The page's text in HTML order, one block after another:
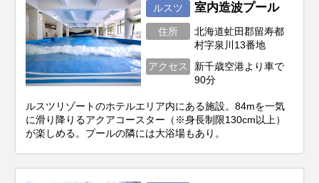
ルスツ 室内造波プール
住所
北海道虻田郡留寿都
村字泉川13番地
アクセス
新千歳空港より車で
90分
ルスツリゾートのホテルエリア内にある施設。84mを一気
に滑り降りるアクアコースター（※身長制限130cm以上）
が楽しめる。プールの隣には大浴場もあり。